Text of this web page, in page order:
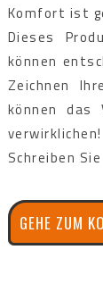
Komfort ist
Dieses
können
Zeichnen
können das
verwirklichen!
Schreiben
GEHE ZUM